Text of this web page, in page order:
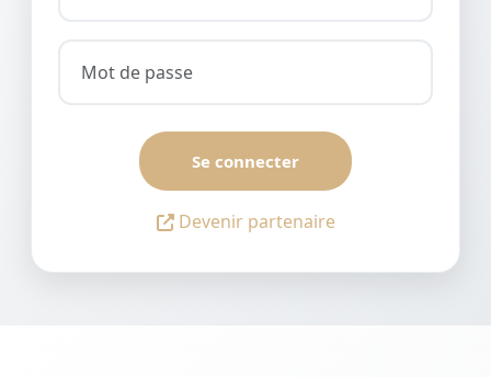
Se connecter
Devenir partenaire